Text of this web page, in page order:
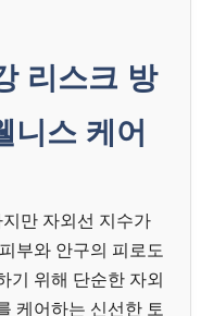
리스크 방
니스 케어
만 자외선 지수가
부와 안구의 피로도
기 위해 단순한 자외
케어하는 신선한 토